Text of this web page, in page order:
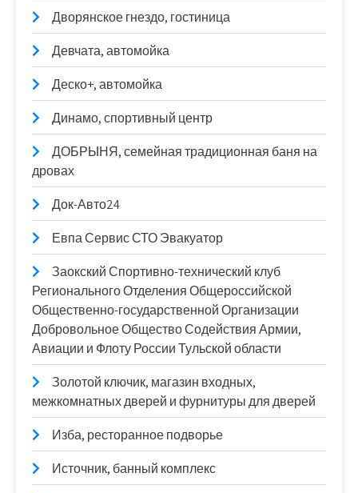
Дворянское гнездо, гостиница
Девчата, автомойка
Деско+, автомойка
Динамо, спортивный центр
ДОБРЫНЯ, семейная традиционная баня на
дровах
Док-Авто24
Евпа Сервис СТО Эвакуатор
Заокский Спортивно-технический клуб
Регионального Отделения Общероссийской
Общественно-государственной Организации
Добровольное Общество Содействия Армии,
Авиации и Флоту России Тульской области
Золотой ключик, магазин входных,
межкомнатных дверей и фурнитуры для дверей
Изба, ресторанное подворье
Источник, банный комплекс